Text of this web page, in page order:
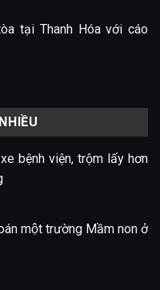
tại Thanh Hóa với cáo
bệnh viện, trộm lấy hơn
một trường Mầm non ở